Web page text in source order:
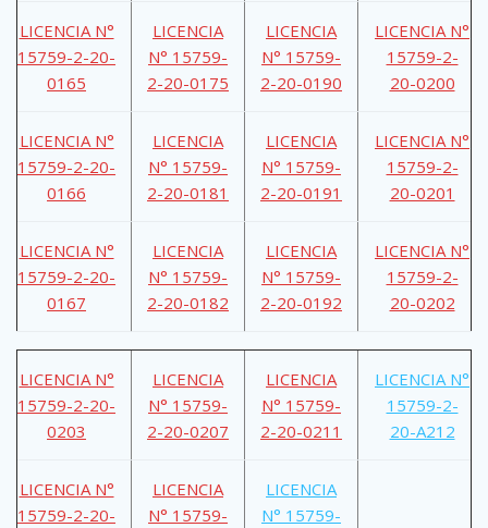
LICENCIA N°
15759-2-20-
0165
LICENCIA
N° 15759-
2-20-0175
LICENCIA
N° 15759-
2-20-0190
LICENCIA N°
15759-2-
20-0200
LICENCIA N°
15759-2-20-
0166
LICENCIA
N° 15759-
2-20-0181
LICENCIA
N° 15759-
2-20-0191
LICENCIA N°
15759-2-
20-0201
LICENCIA N°
15759-2-20-
0167
LICENCIA
N° 15759-
2-20-0182
LICENCIA
N° 15759-
2-20-0192
LICENCIA N°
15759-2-
20-0202
LICENCIA N°
15759-2-20-
0203
LICENCIA
N° 15759-
2-20-0207
LICENCIA
N° 15759-
2-20-0211
LICENCIA N°
15759-2-
20-A212
LICENCIA N°
15759-2-20-
LICENCIA
N° 15759-
LICENCIA
N° 15759-